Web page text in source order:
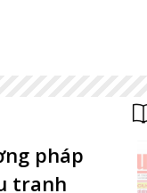
pháp
tranh